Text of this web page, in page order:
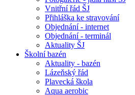
Vnitřní řád ŠJ
Přihláška ke stravování
Objednání - internet
Objednání - terminál
Aktuality ŠJ
Školní bazén
Aktuality - bazén
Lázeňský řád
Plavecká škola
Aqua aerobic